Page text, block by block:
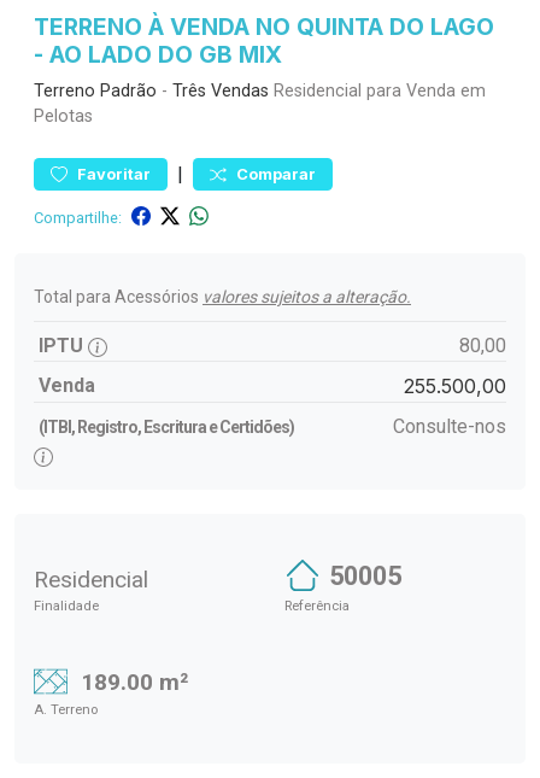
TERRENO À VENDA NO QUINTA DO LAGO
- AO LADO DO GB MIX
Terreno Padrão - Três Vendas Residencial para Venda em
Pelotas
Favoritar | Comparar
Compartilhe:
Total para Acessórios valores sujeitos a alteração.
IPTU
80,00
Venda
255.500,00
(ITBI, Registro, Escritura e Certidões) Consulte-nos
Residencial
Finalidade
50005
Referência
189.00 m²
A. Terreno